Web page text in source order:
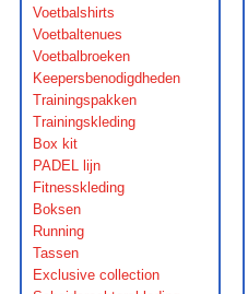
Voetbalshirts
Voetbaltenues
Voetbalbroeken
Keepersbenodigdheden
Trainingspakken
Trainingskleding
Box kit
PADEL lijn
Fitnesskleding
Boksen
Running
Tassen
Exclusive collection